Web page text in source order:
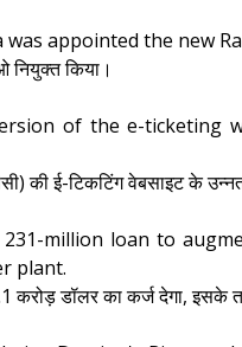
appointed the new
नियुक्त किया।
of the e-ticketing
की ई-टिकटिंग वेबसाइट के
million loan to
plant.
डॉलर का कर्ज देगा, इसके